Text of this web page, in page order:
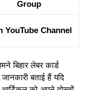
Group
YouTube Channel
बिहार लेबर कार्ड
बताई हैं यदि